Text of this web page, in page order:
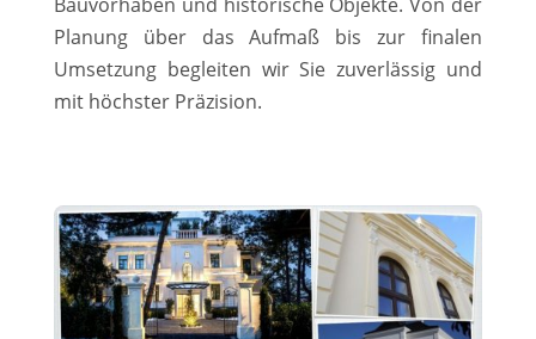
Planung über das Aufmaß bis zur finalen
Umsetzung begleiten wir Sie zuverlässig und
mit höchster Präzision.